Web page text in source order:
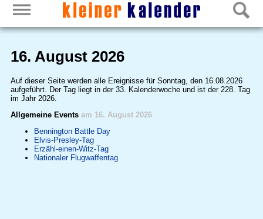
16. August 2026
Auf dieser Seite werden alle Ereignisse für Sonntag, den 16.08.2026
aufgeführt. Der Tag liegt in der 33. Kalenderwoche und ist der 228. Tag
im Jahr 2026.
Allgemeine Events am 16. August 2026
Bennington Battle Day
Elvis-Presley-Tag
Erzähl-einen-Witz-Tag
Nationaler Flugwaffentag